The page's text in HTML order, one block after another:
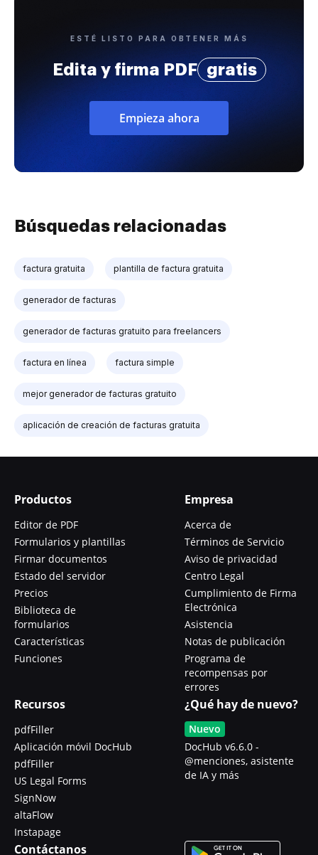
ESTÉ LISTO PARA OBTENER MÁS
Edita y firma PDF gratis
Empieza ahora
Búsquedas relacionadas
factura gratuita plantilla de factura gratuita
generador de facturas
generador de facturas gratuito para freelancers
factura en línea factura simple
mejor generador de facturas gratuito
aplicación de creación de facturas gratuita
Productos
Editor de PDF
Formularios y plantillas
Firmar documentos
Estado del servidor
Precios
Biblioteca de
formularios
Características
Funciones
Empresa
Acerca de
Términos de Servicio
Aviso de privacidad
Centro Legal
Cumplimiento de Firma
Electrónica
Asistencia
Notas de publicación
Programa de
recompensas por
errores
Recursos
pdfFiller
Aplicación móvil DocHub
pdfFiller
US Legal Forms
SignNow
altaFlow
Instapage
¿Qué hay de nuevo?
Nuevo
DocHub v6.6.0 -
@menciones, asistente
de IA y más
Contáctanos